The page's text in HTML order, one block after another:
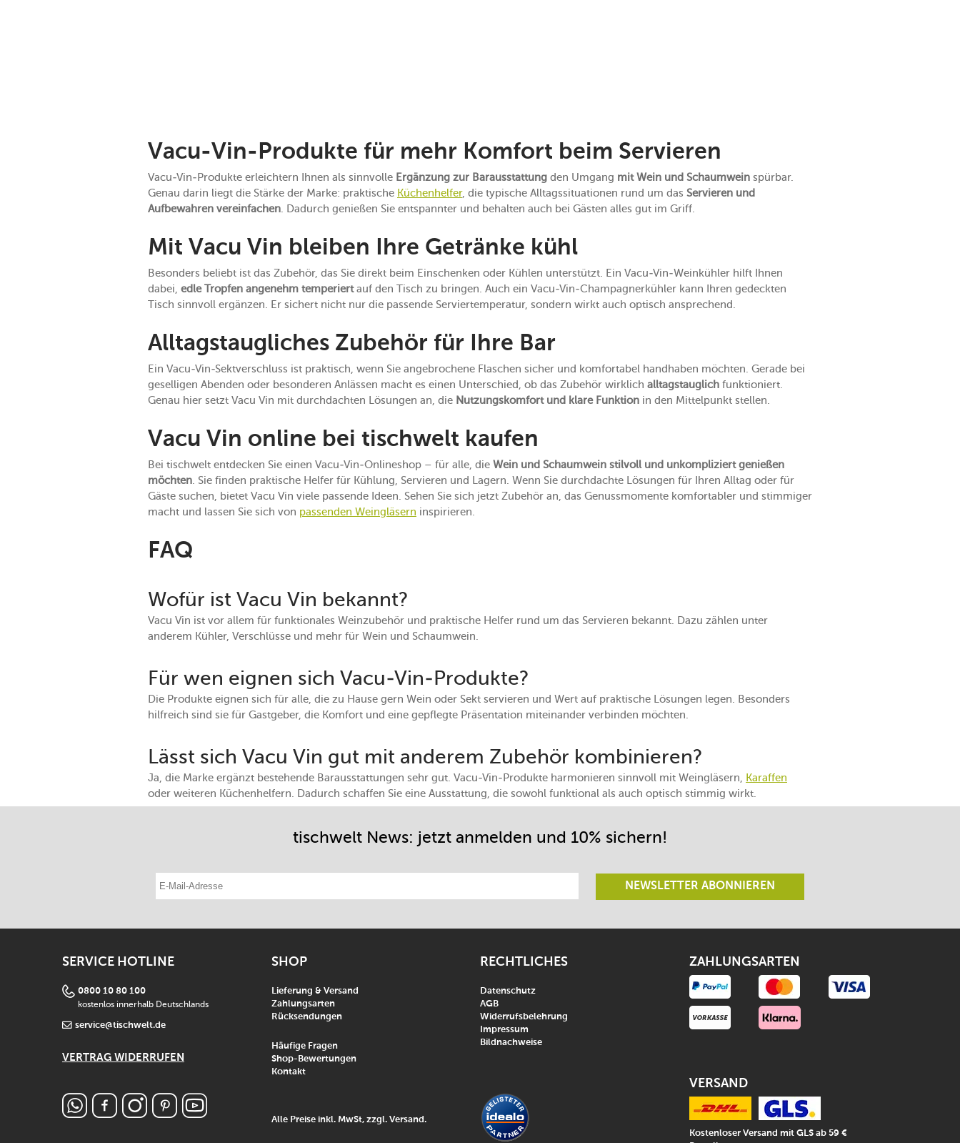
Vacu-Vin-Produkte für mehr Komfort beim Servieren
Vacu-Vin-Produkte erleichtern Ihnen als sinnvolle Ergänzung zur Barausstattung den Umgang mit Wein und Schaumwein spürbar.
Genau darin liegt die Stärke der Marke: praktische Küchenhelfer, die typische Alltagssituationen rund um das Servieren und
Aufbewahren vereinfachen. Dadurch genießen Sie entspannter und behalten auch bei Gästen alles gut im Griff.
Mit Vacu Vin bleiben Ihre Getränke kühl
Besonders beliebt ist das Zubehör, das Sie direkt beim Einschenken oder Kühlen unterstützt. Ein Vacu-Vin-Weinkühler hilft Ihnen
dabei, edle Tropfen angenehm temperiertauf den Tisch zu bringen. Auch ein Vacu-Vin-Champagnerkühler kann Ihren gedeckten
Tisch sinnvoll ergänzen. Er sichert nicht nur die passende Serviertemperatur, sondern wirkt auch optisch ansprechend.
Alltagstaugliches Zubehör für Ihre Bar
Ein Vacu-Vin-Sektverschluss ist praktisch, wenn Sie angebrochene Flaschen sicher und komfortabel handhaben möchten. Gerade bei
geselligen Abenden oder besonderen Anlässen macht es einen Unterschied, ob das Zubehör wirklich alltagstauglich funktioniert.
Genau hier setzt Vacu Vin mit durchdachten Lösungen an, die Nutzungskomfort und klare Funktion in den Mittelpunkt stellen.
Vacu Vin online bei tischwelt kaufen
Bei tischwelt entdecken Sie einen Vacu-Vin-Onlineshop – für alle, die Wein und Schaumwein stilvoll und unkompliziert genießen
möchten. Sie finden praktische Helfer für Kühlung, Servieren und Lagern. Wenn Sie durchdachte Lösungen für Ihren Alltag oder für
Gäste suchen, bietet Vacu Vin viele passende Ideen. Sehen Sie sich jetzt Zubehör an, das Genussmomente komfortabler und stimmiger
macht und lassen Sie sich von passenden Weingläsern inspirieren.
FAQ
Wofür ist Vacu Vin bekannt?
Vacu Vin ist vor allem für funktionales Weinzubehör und praktische Helfer rund um das Servieren bekannt. Dazu zählen unter
anderem Kühler, Verschlüsse und mehr für Wein und Schaumwein.
Für wen eignen sich Vacu-Vin-Produkte?
Die Produkte eignen sich für alle, die zu Hause gern Wein oder Sekt servieren und Wert auf praktische Lösungen legen. Besonders
hilfreich sind sie für Gastgeber, die Komfort und eine gepflegte Präsentation miteinander verbinden möchten.
Lässt sich Vacu Vin gut mit anderem Zubehör kombinieren?
Ja, die Marke ergänzt bestehende Barausstattungen sehr gut. Vacu-Vin-Produkte harmonieren sinnvoll mit Weingläsern, Karaffen
oder weiteren Küchenhelfern. Dadurch schaffen Sie eine Ausstattung, die sowohl funktional als auch optisch stimmig wirkt.
tischwelt News: jetzt anmelden und 10% sichern!
E-Mail-Adresse eintragen
NEWSLETTER ABONNIEREN
SERVICE HOTLINE
0800 10 80 100
kostenlos innerhalb Deutschlands
service@tischwelt.de
VERTRAG WIDERRUFEN
SHOP
Lieferung & Versand
Zahlungsarten
Rücksendungen
Häufige Fragen
Shop-Bewertungen
Kontakt
Alle Preise inkl. MwSt, zzgl. Versand.
RECHTLICHES
Datenschutz
AGB
Widerrufsbelehrung
Impressum
Bildnachweise
ZAHLUNGSARTEN
VERSAND
Kostenloser Versand mit GLS ab 59 €